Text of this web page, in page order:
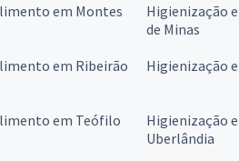
em Montes
Higienização
de Minas
em Ribeirão
Higienização
em Teófilo
Higienização
Uberlândia